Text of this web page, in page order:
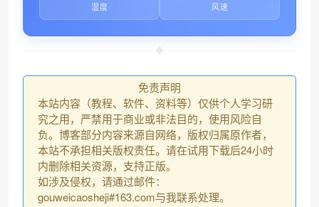
湿度 风速
免责声明
本站内容（教程、软件、资料等）仅供个人学习研
究之用，严禁用于商业或非法目的，使用风险自
负。博客部分内容来源自网络，版权归属原作者，
本站不承担相关版权责任。请在试用下载后24小时
内删除相关资源，支持正版。
如涉及侵权，请通过邮件：
gouweicaosheji#163.com与我联系处理。